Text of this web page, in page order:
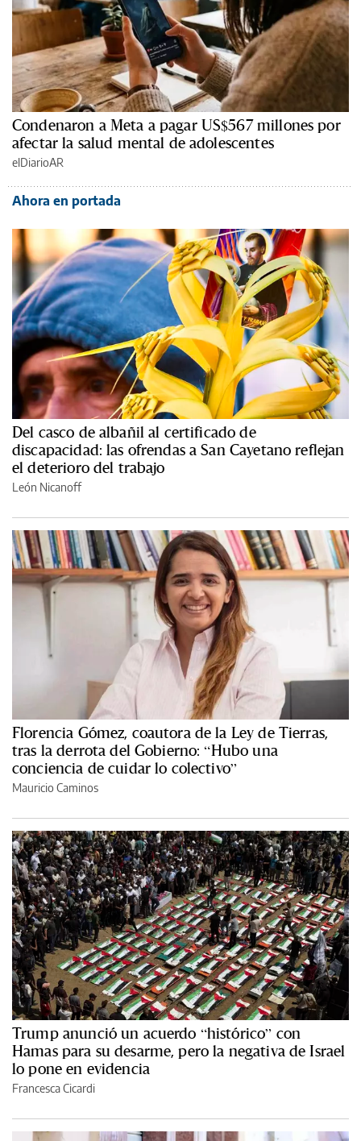
Condenaron a Meta a pagar US$567 millones por
afectar la salud mental de adolescentes
elDiarioAR
Ahora en portada
Del casco de albañil al certificado de
discapacidad: las ofrendas a San Cayetano reflejan
el deterioro del trabajo
León Nicanoff
Florencia Gómez, coautora de la Ley de Tierras,
tras la derrota del Gobierno: “Hubo una
conciencia de cuidar lo colectivo”
Mauricio Caminos
Trump anunció un acuerdo “histórico” con
Hamas para su desarme, pero la negativa de Israel
lo pone en evidencia
Francesca Cicardi